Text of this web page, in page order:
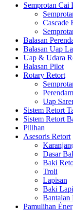
Semprotan Cai
Cascade
Balasan
Balasan Uap
Uap & Udara
Balasan Pilot
Rotary Retort
Uap
Sistem Retort
Sistem Retort
Pilihan
Asesoris Retort
Dasar
Baki
Troli
Lapisan
Baki
Bantalan
Pamulihan